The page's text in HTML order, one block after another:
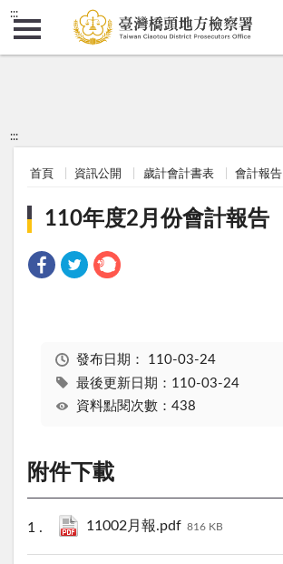
:::
:::
首頁 資訊公開 歲計會計書表 會計報告
110年度2月份會計報告
發布日期： 110-03-24
最後更新日期：110-03-24
資料點閱次數：438
附件下載
11002月報.pdf 816 KB